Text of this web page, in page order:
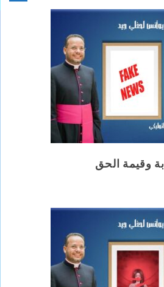
وقيمة الحق